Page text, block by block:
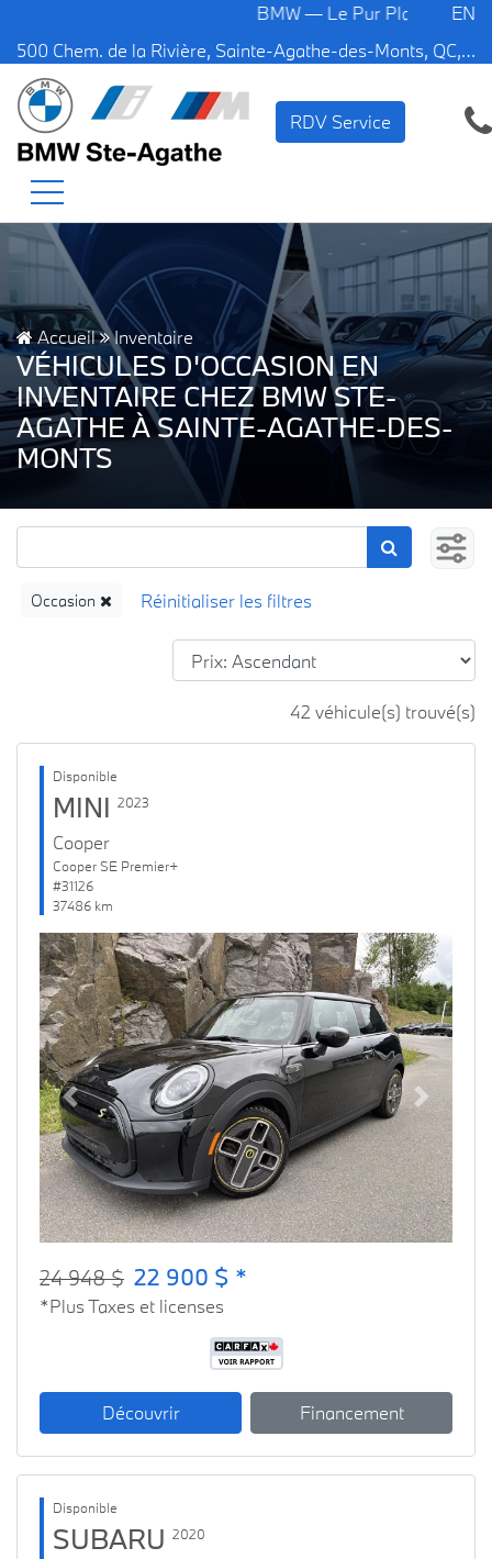
BMW — Le Pur Plaisir de Conduire.
500 Chem. de la Rivière, Sainte-Agathe-des-Monts, QC, CA J8C 1W3
EN
RDV Service
Accueil Inventaire
VÉHICULES D'OCCASION EN
INVENTAIRE CHEZ BMW STE-
AGATHE À SAINTE-AGATHE-DES-
MONTS
Occasion
42 véhicule(s) trouvé(s)
Disponible
MINI 2023
Cooper
Cooper SE Premier+
#31126
37486 km
Previous Next
24 948 $ 22 900 $ *
*Plus Taxes et licenses
Découvrir Financement
Disponible
SUBARU 2020